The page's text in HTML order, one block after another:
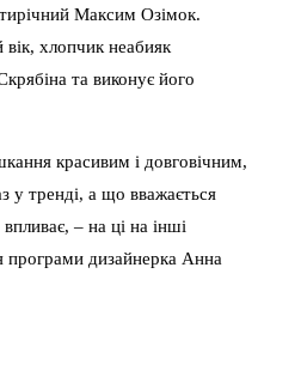
Максим Озімок.
хлопчик неабияк
та виконує його
красивим і довговічним,
у тренді, а що вважається
– на ці на інші
програми дизайнерка Анна